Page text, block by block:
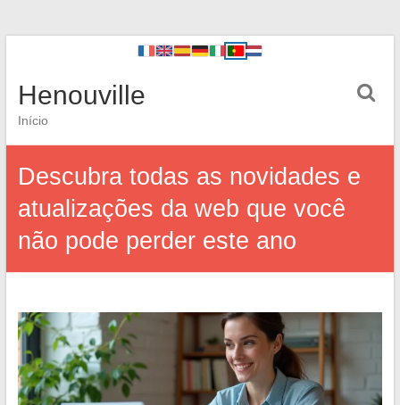
Henouville
Início
Descubra todas as novidades e
atualizações da web que você
não pode perder este ano